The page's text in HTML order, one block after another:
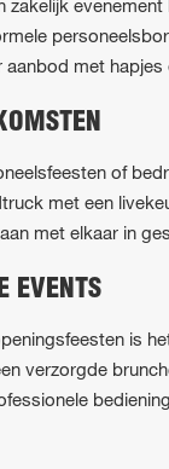
met hapjes
of
met een
met elkaar in
EVENTS
is
verzorgde